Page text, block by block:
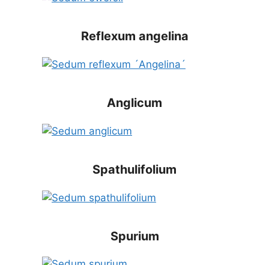
Reflexum angelina
Anglicum
Spathulifolium
Spurium